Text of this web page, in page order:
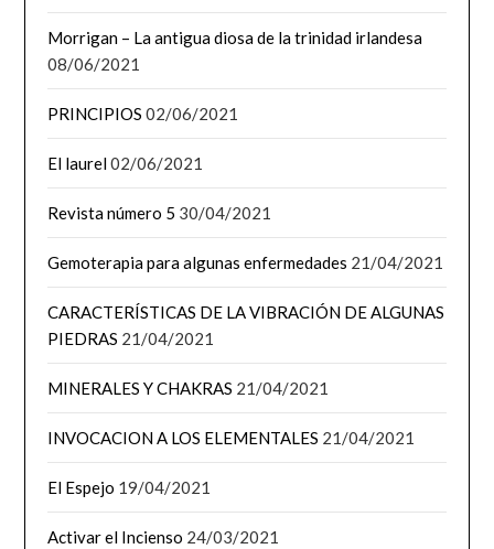
Morrigan – La antigua diosa de la trinidad irlandesa
08/06/2021
PRINCIPIOS 02/06/2021
El laurel02/06/2021
Revista número 5 30/04/2021
Gemoterapia para algunas enfermedades 21/04/2021
CARACTERÍSTICAS DE LA VIBRACIÓN DE ALGUNAS
PIEDRAS 21/04/2021
MINERALES Y CHAKRAS 21/04/2021
INVOCACION A LOS ELEMENTALES 21/04/2021
El Espejo 19/04/2021
Activar el Incienso 24/03/2021